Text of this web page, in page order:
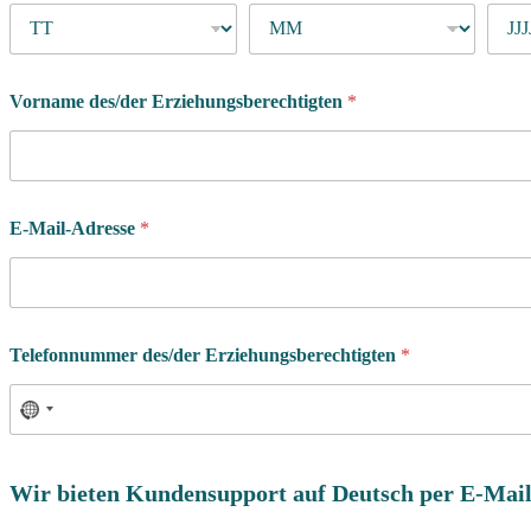
Vorname des/der Erziehungsberechtigten *
E-Mail-Adresse *
Telefonnummer des/der Erziehungsberechtigten *
Wir bieten Kundensupport auf Deutsch per E-